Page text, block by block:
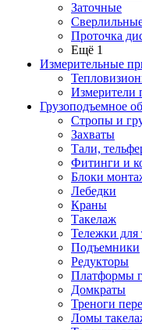
Заточные
Проточка
Ещё 1
Измерительные
Измерители
Грузоподъемное
Стропы и
Захваты
Тали,
Фитинги и
Блоки
Лебедки
Краны
Такелаж
Тележки для
Подъемники
Редукторы
Платформы
Домкраты
Треноги
Ломы